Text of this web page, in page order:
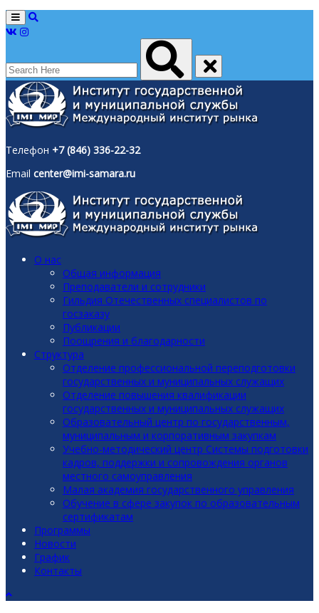
Menu
Телефон +7 (846) 336-22-32
Email center@imi-samara.ru
О нас
Общая информация
Преподаватели и сотрудники
Гильдия Отечественных специалистов по
госзаказу
Публикации
Поощрения и благодарности
Структура
Отделение профессиональной переподготовки
государственных и муниципальных служащих
Отделение повышения квалификации
государственных и муниципальных служащих
Образовательный центр по государственным,
муниципальным и корпоративным закупкам
Учебно-методический центр Системы подготовки
кадров, поддержки и сопровождения органов
местного самоуправления
Малая академия государственного управления
Обучение в сфере закупок по образовательным
сертификатам
Программы
Новости
График
Контакты